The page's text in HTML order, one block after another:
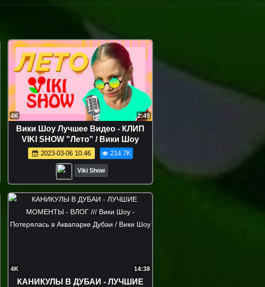
4K 2:45
Вики Шоу Лучшее Видео - КЛИП
VIKI SHOW "Лето" / Вики Шоу
2023-03-06 10:46 214.7K
Viki Show
4K 14:38
КАНИКУЛЫ В ДУБАИ - ЛУЧШИЕ